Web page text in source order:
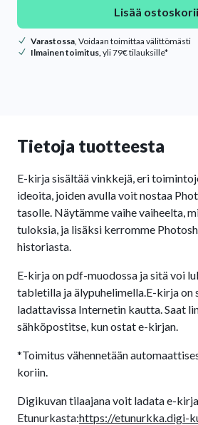
Lisää
Varastossa, Voidaan toimittaa välittömästi
Ilmainen toimitus,yli 79€ tilauksille*
Tietoja tuotteesta
E-kirja sisältää vinkkejä, eri
ideoita, joiden avulla voit nostaa
tasolle. Näytämme vaihe vaiheelta,
tuloksia, ja lisäksi kerromme
historiasta.
E-kirja on pdf-muodossa ja sitä voi
tabletilla ja älypuhelimella.E-kirja on
ladattavissa Internetin kautta. Saat
sähköpostitse, kun ostat e-kirjan.
*Toimitus vähennetään
koriin.
Digikuvan tilaajana voit ladata e-
Etunurkasta:https://etunurkka.digi-